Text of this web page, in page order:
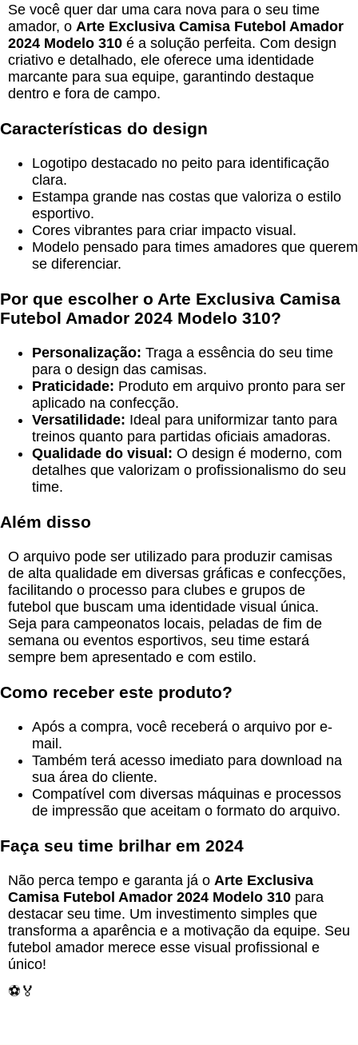
Se você quer dar uma cara nova para o seu time
amador, o Arte Exclusiva Camisa Futebol Amador
2024 Modelo 310 é a solução perfeita. Com design
criativo e detalhado, ele oferece uma identidade
marcante para sua equipe, garantindo destaque
dentro e fora de campo.
Características do design
Logotipo destacado no peito para identificação
clara.
Estampa grande nas costas que valoriza o estilo
esportivo.
Cores vibrantes para criar impacto visual.
Modelo pensado para times amadores que querem
se diferenciar.
Por que escolher o Arte Exclusiva Camisa
Futebol Amador 2024 Modelo 310?
Personalização: Traga a essência do seu time
para o design das camisas.
Praticidade: Produto em arquivo pronto para ser
aplicado na confecção.
Versatilidade: Ideal para uniformizar tanto para
treinos quanto para partidas oficiais amadoras.
Qualidade do visual: O design é moderno, com
detalhes que valorizam o profissionalismo do seu
time.
Além disso
O arquivo pode ser utilizado para produzir camisas
de alta qualidade em diversas gráficas e confecções,
facilitando o processo para clubes e grupos de
futebol que buscam uma identidade visual única.
Seja para campeonatos locais, peladas de fim de
semana ou eventos esportivos, seu time estará
sempre bem apresentado e com estilo.
Como receber este produto?
Após a compra, você receberá o arquivo por e-
mail.
Também terá acesso imediato para download na
sua área do cliente.
Compatível com diversas máquinas e processos
de impressão que aceitam o formato do arquivo.
Faça seu time brilhar em 2024
Não perca tempo e garanta já o Arte Exclusiva
Camisa Futebol Amador 2024 Modelo 310 para
destacar seu time. Um investimento simples que
transforma a aparência e a motivação da equipe. Seu
futebol amador merece esse visual profissional e
único!
⚽🏅